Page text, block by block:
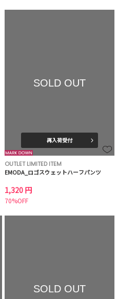
SOLD OUT
再入荷受付
OUTLET LIMITED ITEM
EMODA_ロゴスウェットハーフパンツ
1,320 円
70%OFF
SOLD OUT